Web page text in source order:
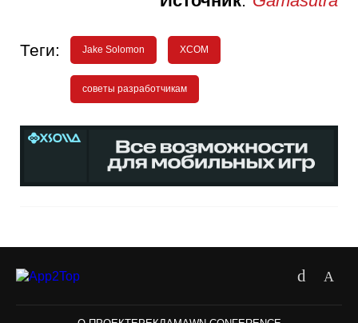
Теги: Jake Solomon XCOM
советы разработчикам